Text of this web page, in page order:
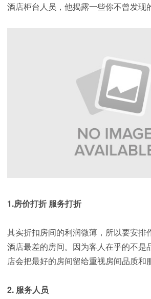
酒店柜台人员，他揭露一些你不曾发现
1.房价打折 服务打折
其实折扣房间的利润微薄，所以要安排
酒店最差的房间。因为客人在乎的不是
店会把最好的房间留给重视房间品质和
2. 服务人员